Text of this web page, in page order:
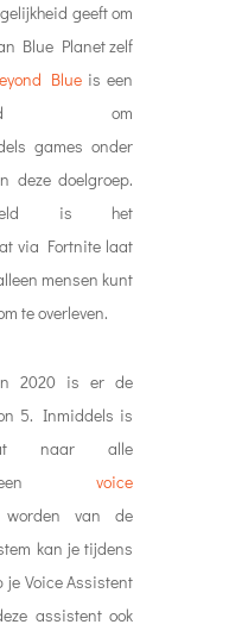
geeft om
Blue Planet zelf
Blue is een
om
games onder
deze doelgroep.
is het
via Fortnite laat
mensen kunt
te overleven.
2020 is er de
5. Inmiddels is
naar alle
eenvoice
van de
kan je tijdens
je Voice Assistent
assistent ook